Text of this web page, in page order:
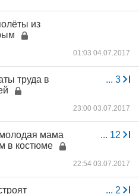
из
01:03 04.07.2017
... 3
труда в
23:00 03.07.2017
... 12
мама
в костюме
22:54 03.07.2017
... 2